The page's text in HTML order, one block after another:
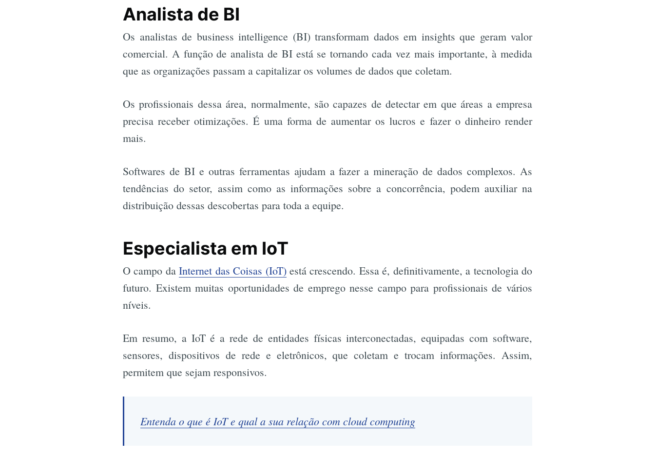
Analista de BI
Os analistas de business intelligence (BI) transformam dados em insights que geram valor
comercial. A função de analista de BI está se tornando cada vez mais importante, à medida
que as organizações passam a capitalizar os volumes de dados que coletam.
Os profissionais dessa área, normalmente, são capazes de detectar em que áreas a empresa
precisa receber otimizações. É uma forma de aumentar os lucros e fazer o dinheiro render
mais.
Softwares de BI e outras ferramentas ajudam a fazer a mineração de dados complexos. As
tendências do setor, assim como as informações sobre a concorrência, podem auxiliar na
distribuição dessas descobertas para toda a equipe.
Especialista em IoT
O campo daInternet das Coisas (IoT)está crescendo. Essa é, definitivamente, a tecnologia do
futuro. Existem muitas oportunidades de emprego nesse campo para profissionais de vários
níveis.
Em resumo, a IoT é a rede de entidades físicas interconectadas, equipadas com software,
sensores, dispositivos de rede e eletrônicos, que coletam e trocam informações. Assim,
permitem que sejam responsivos.
Entenda o que é IoT e qual a sua relação com cloud computing